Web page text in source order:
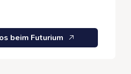
beim Futurium